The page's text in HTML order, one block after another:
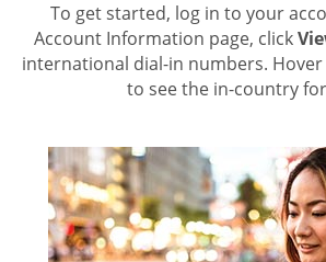
To get started, log in to your
Account Information page, click
international dial-in numbers.
to see the in-country